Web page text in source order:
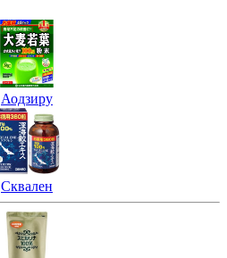
Аодзиру
Сквален